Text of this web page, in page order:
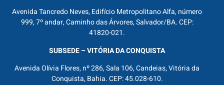
Avenida Tancredo Neves, Edifício Metropolitano Alfa, número
999, 7º andar, Caminho das Árvores, Salvador/BA. CEP:
41820-021.
SUBSEDE – VITÓRIA DA CONQUISTA
Avenida Olívia Flores, nº 286, Sala 106, Candeias, Vitória da
Conquista, Bahia. CEP: 45.028-610.